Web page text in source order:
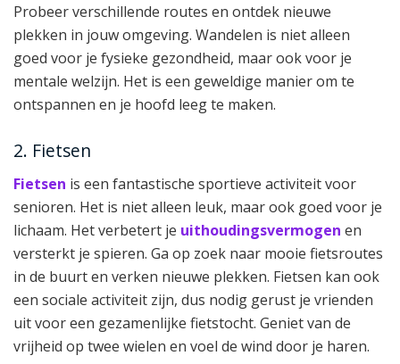
Probeer verschillende routes en ontdek nieuwe
plekken in jouw omgeving. Wandelen is niet alleen
goed voor je fysieke gezondheid, maar ook voor je
mentale welzijn. Het is een geweldige manier om te
ontspannen en je hoofd leeg te maken.
2. Fietsen
Fietsen is een fantastische sportieve activiteit voor
senioren. Het is niet alleen leuk, maar ook goed voor je
lichaam. Het verbetert je uithoudingsvermogen en
versterkt je spieren. Ga op zoek naar mooie fietsroutes
in de buurt en verken nieuwe plekken. Fietsen kan ook
een sociale activiteit zijn, dus nodig gerust je vrienden
uit voor een gezamenlijke fietstocht. Geniet van de
vrijheid op twee wielen en voel de wind door je haren.